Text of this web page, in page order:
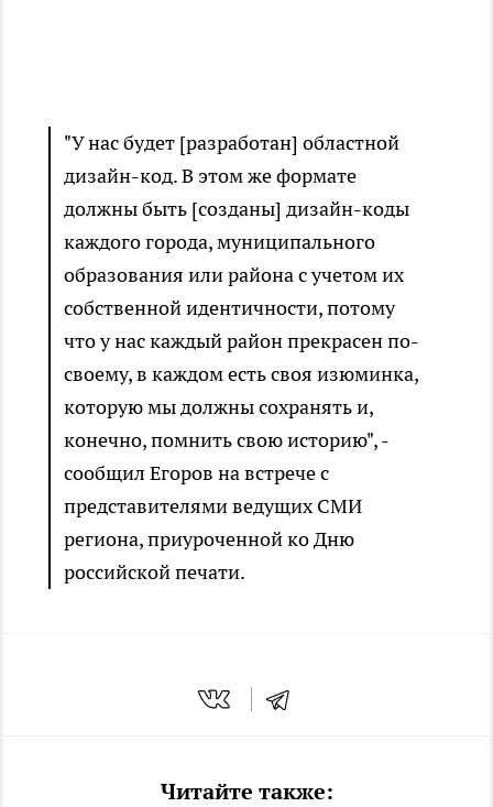
"У нас будет [разработан] областной
дизайн-код. В этом же формате
должны быть [созданы] дизайн-коды
каждого города, муниципального
образования или района с учетом их
собственной идентичности, потому
что у нас каждый район прекрасен по-
своему, в каждом есть своя изюминка,
которую мы должны сохранять и,
конечно, помнить свою историю", -
сообщил Егоров на встрече с
представителями ведущих СМИ
региона, приуроченной ко Дню
российской печати.
Читайте также: